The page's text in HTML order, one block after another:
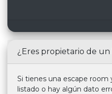
¿Eres propietario de un
Si tienes una escape room
listado o hay algún dato